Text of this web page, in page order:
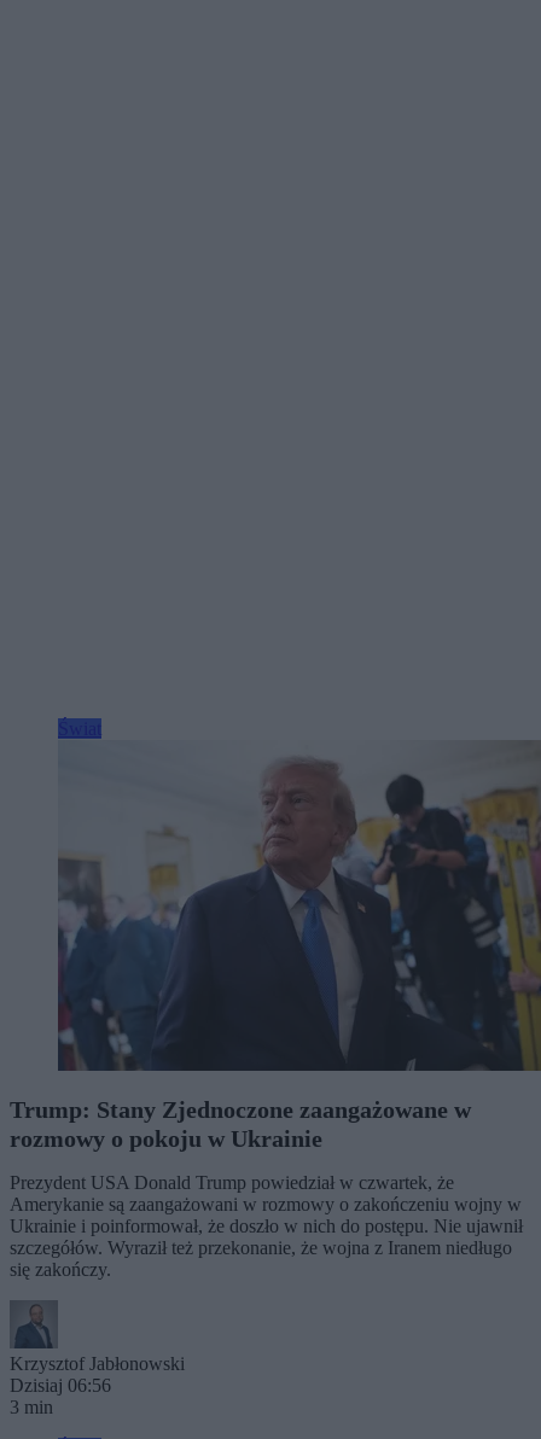
Trump: Stany Zjednoczone zaangażowane w
rozmowy o pokoju w Ukrainie
Prezydent USA Donald Trump powiedział w czwartek, że
Amerykanie są zaangażowani w rozmowy o zakończeniu wojny w
Ukrainie i poinformował, że doszło w nich do postępu. Nie ujawnił
szczegółów. Wyraził też przekonanie, że wojna z Iranem niedługo
się zakończy.
Krzysztof Jabłonowski
Dzisiaj 06:56
3 min